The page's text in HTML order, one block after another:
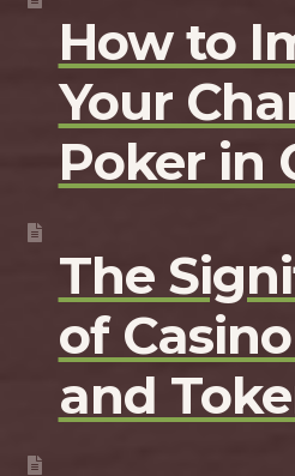
How to
Your
Poker in
The
of
and